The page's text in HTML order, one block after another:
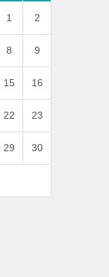
1 2
8 9
15 16
22 23
29 30